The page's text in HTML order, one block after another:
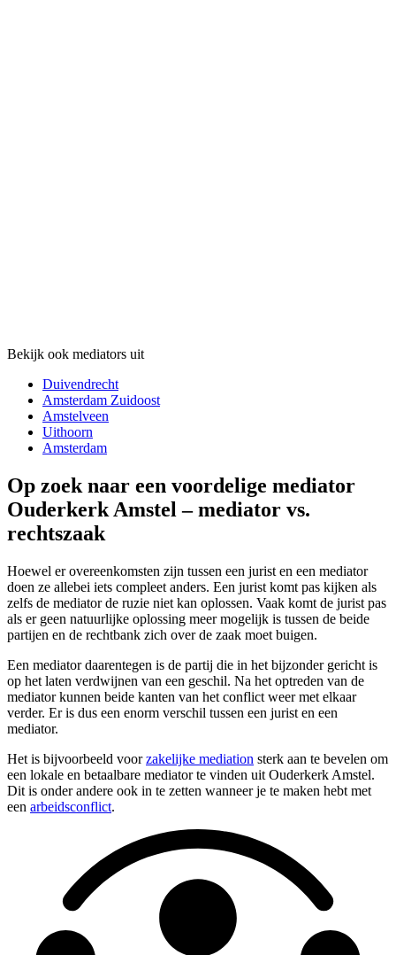
Bekijk ook mediators uit
Duivendrecht
Amsterdam Zuidoost
Amstelveen
Uithoorn
Amsterdam
Op zoek naar een voordelige mediator
Ouderkerk Amstel – mediator vs.
rechtszaak
Hoewel er overeenkomsten zijn tussen een jurist en een mediator
doen ze allebei iets compleet anders. Een jurist komt pas kijken als
zelfs de mediator de ruzie niet kan oplossen. Vaak komt de jurist pas
als er geen natuurlijke oplossing meer mogelijk is tussen de beide
partijen en de rechtbank zich over de zaak moet buigen.
Een mediator daarentegen is de partij die in het bijzonder gericht is
op het laten verdwijnen van een geschil. Na het optreden van de
mediator kunnen beide kanten van het conflict weer met elkaar
verder. Er is dus een enorm verschil tussen een jurist en een
mediator.
Het is bijvoorbeeld voorzakelijke mediation sterk aan te bevelen om
een lokale en betaalbare mediator te vinden uit Ouderkerk Amstel.
Dit is onder andere ook in te zetten wanneer je te maken hebt met
een arbeidsconflict.